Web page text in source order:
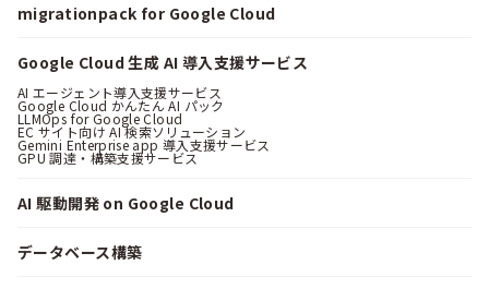
migrationpack for Google Cloud
Google Cloud 生成 AI 導入支援サービス
AI エージェント導入支援サービス
Google Cloud かんたん AI パック
LLMOps for Google Cloud
EC サイト向け AI 検索ソリューション
Gemini Enterprise app 導入支援サービス
GPU 調達・構築支援サービス
AI 駆動開発 on Google Cloud
データベース構築